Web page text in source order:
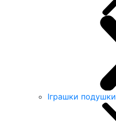
Іграшки подушки